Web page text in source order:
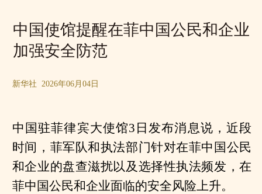
中国使馆提醒在菲中国公民和企业
加强安全防范
新华社 2026年06月04日
中国驻菲律宾大使馆3日发布消息说，近段
时间，菲军队和执法部门针对在菲中国公民
和企业的盘查滋扰以及选择性执法频发，在
菲中国公民和企业面临的安全风险上升。